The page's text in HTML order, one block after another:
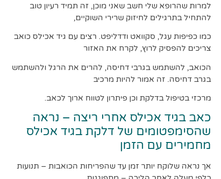
למרות שהרופא שלי חשב שאני מוכן, זה תמיד רעיון טוב
להתחיל בתרגילים לחיזוק שרירי השוקיים,
כמו כפיפות עגל, סקוואט ודדליפט. רצים עם גיד אכילס כואב
צריכים להפסיק לרוץ, לקרח את האזור
הכואב, להשתמש בגרבי דחיסה, להרים את הרגל ולהשתמש
בגרב דחיסה. זה אמור להיות מרכיב
מרכזי בטיפול בדלקת וכן פיתרון לטווח ארוך לכאב.
כאב בגיד אכילס אחרי ריצה – נראה
שהסימפטומים של דלקת בגיד אכילס
מחמירים עם הזמן
אך נראה שלוקח יותר זמן עד שהפריחות הכואבות – תנועות